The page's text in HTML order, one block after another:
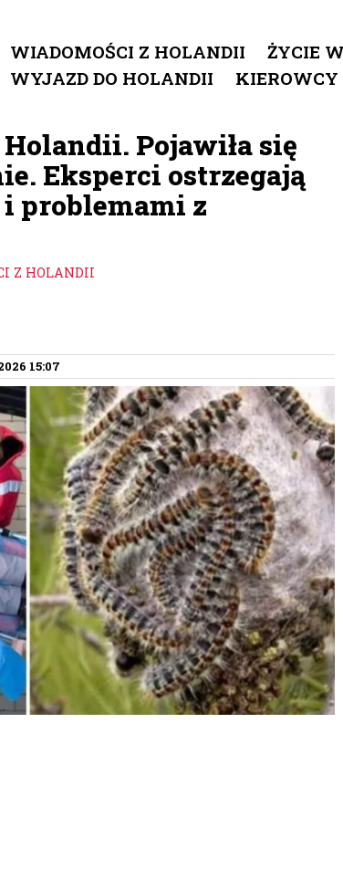
WIADOMOŚCI Z HOLANDII
ŻYCIE
WYJAZD DO HOLANDII
Pojawiła się
Eksperci ostrzegają
problemami z
Z HOLANDII
15:07